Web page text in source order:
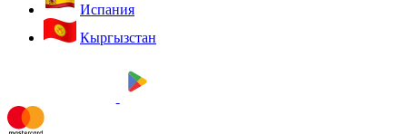
Испания
Кыргызстан